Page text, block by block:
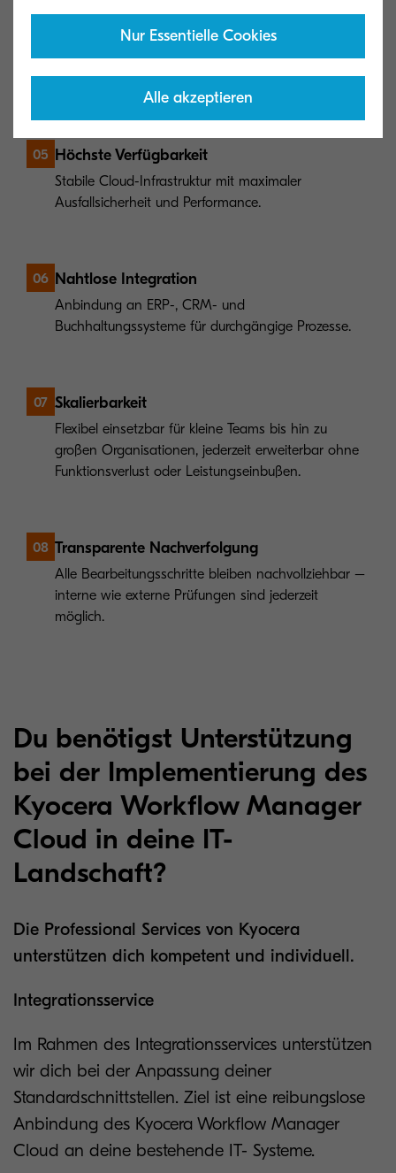
Effiziente Dokumentensuche
Inhalte in Sekunden finden dank KI-gestützter
Metadatenvergabe und Volltextsuche.
05 Höchste Verfügbarkeit
Stabile Cloud-Infrastruktur mit maximaler
Ausfallsicherheit und Performance.
06 Nahtlose Integration
Anbindung an ERP-, CRM- und
Buchhaltungssysteme für durchgängige Prozesse.
07 Skalierbarkeit
Flexibel einsetzbar für kleine Teams bis hin zu
großen Organisationen, jederzeit erweiterbar ohne
Funktionsverlust oder Leistungseinbußen.
08 Transparente Nachverfolgung
Alle Bearbeitungsschritte bleiben nachvollziehbar –
interne wie externe Prüfungen sind jederzeit
möglich.
Du benötigst Unterstützung
bei der Implementierung des
Kyocera Workflow Manager
Cloud in deine IT-
Landschaft?
Die Professional Services von Kyocera
unterstützen dich kompetent und individuell.
Integrationsservice
Im Rahmen des Integrationsservices unterstützen
wir dich bei der Anpassung deiner
Standardschnittstellen. Ziel ist eine reibungslose
Anbindung des Kyocera Workflow Manager
Cloud an deine bestehende IT- Systeme.
Nur Essentielle Cookies
Alle akzeptieren